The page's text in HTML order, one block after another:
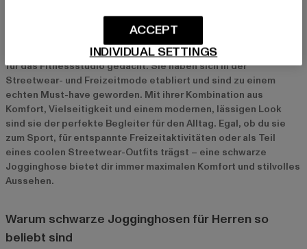
Schwarze Jogginghose Herren: Der perfekte Mix
aus Komfort und Style
Schwarze Jogginghosen für Herren sind längst nicht mehr nur
für das Fitnessstudio gedacht. Sie haben sich in der
Streetwear- und Freizeitmode etabliert und sind zu einem
echten Must-have geworden. Mit ihrer Kombination aus
Komfort, Vielseitigkeit und einem modernen, lässigen Look
sind sie der perfekte Begleiter für den Alltag. Egal, ob du sie
zum Sport, für entspannte Freizeitaktivitäten oder als Teil
eines coolen Streetwear-Outfits trägst – eine schwarze
Jogginghose bietet dir immer maximalen Komfort und stilvolles
Aussehen.
Warum schwarze Jogginghosen für Herren so
beliebt sind
INDIVIDUAL SETTINGS
ACCEPT